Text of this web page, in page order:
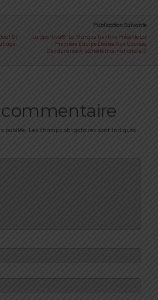
Et
Publication Suivante
La Sportiva® : La Marque Trentine Présente La
Première Équipe Dédiée Aux Courses
D’endurance À L’échelle Internationale.
commentaire
publiée. Les champs obligatoires sont indiqués